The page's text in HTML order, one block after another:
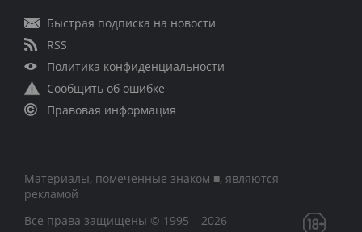
Быстрая подписка на новости
RSS
Политика конфиденциальности
Сообщить об ошибке
Правовая информация
Материалы, помеченные знаком ■, являются
рекламой
Все права защищены © 1995 – 2026